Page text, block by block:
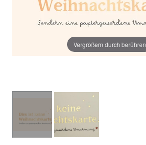
Vergrößern durch berühren